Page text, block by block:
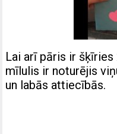
Lai arī pāris ir šķīries
mīlulis ir noturējis
un labās attiecībās.